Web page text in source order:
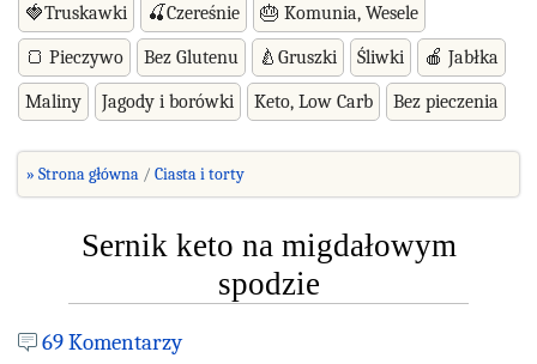
🍓Truskawki 🍒Czereśnie 🎂 Komunia, Wesele
🍞 Pieczywo Bez Glutenu 🍐Gruszki Śliwki 🍎 Jabłka
Maliny Jagody i borówki Keto, Low Carb Bez pieczenia
» Strona główna Ciasta i torty
Sernik keto na migdałowym
spodzie
69 Komentarzy